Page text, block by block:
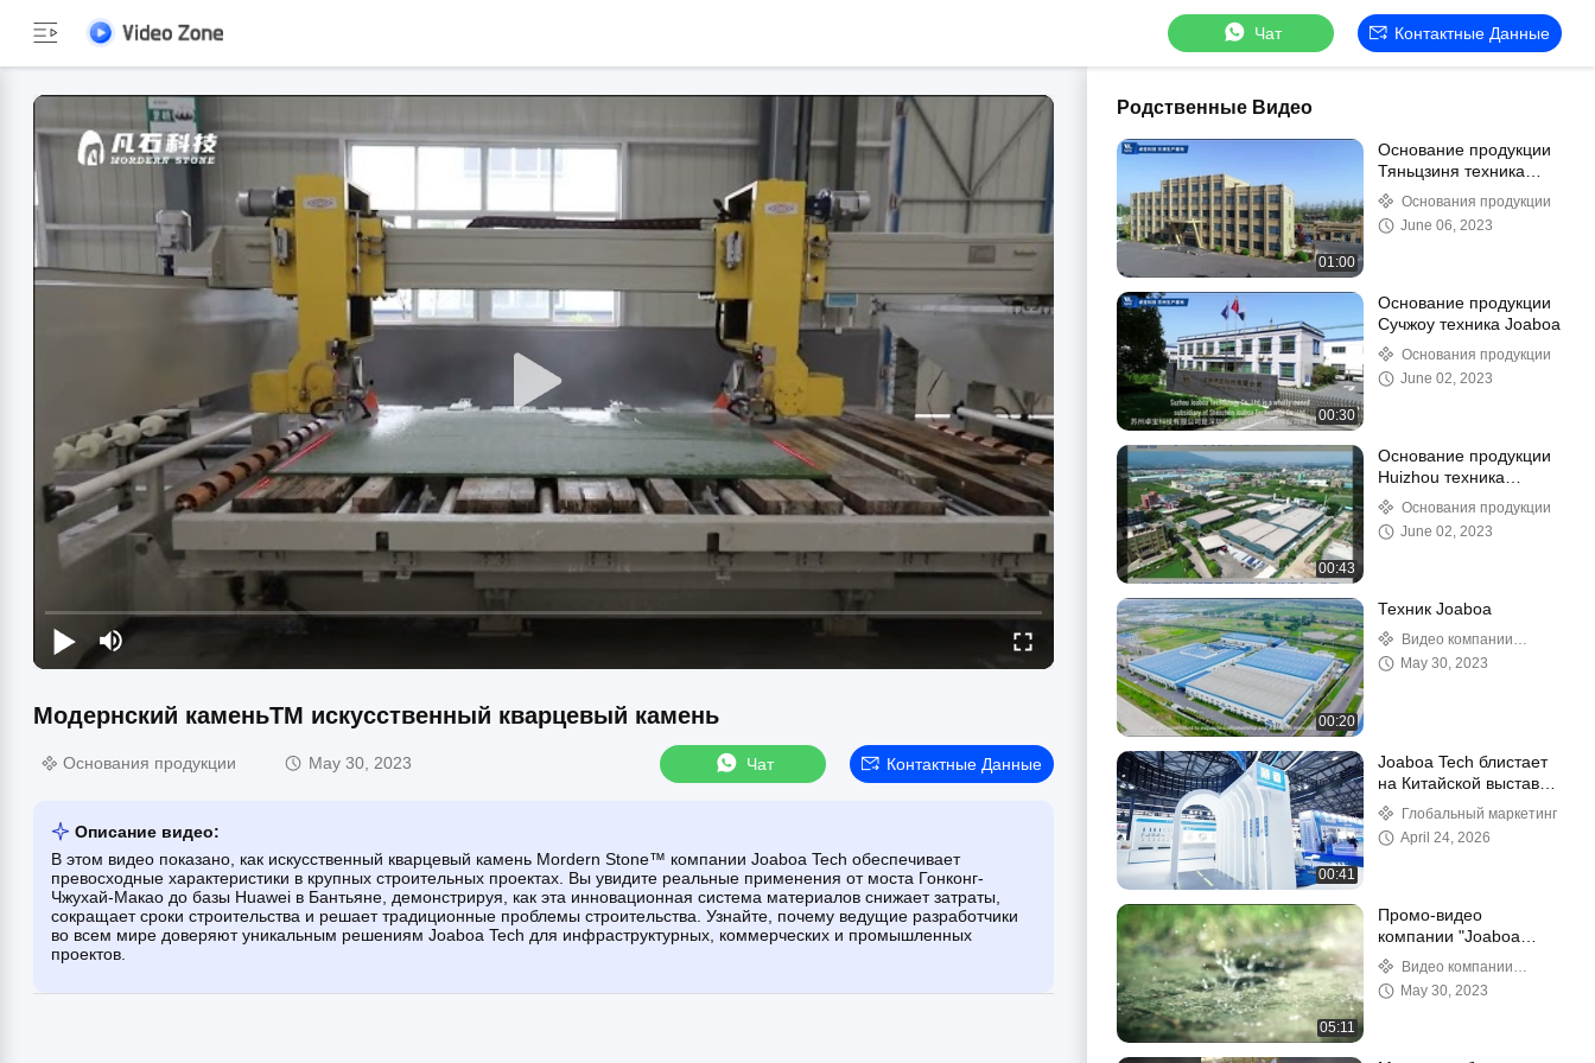
Чат Контактные Данные
Модернский каменьTM искусственный кварцевый камень
Основания продукции May 30, 2023 Чат Контактные Данные
Описание видео:
В этом видео показано, как искусственный кварцевый камень Mordern Stone™ компании Joaboa Tech обеспечивает
превосходные характеристики в крупных строительных проектах. Вы увидите реальные применения от моста Гонконг-
Чжухай-Макао до базы Huawei в Бантьяне, демонстрируя, как эта инновационная система материалов снижает затраты,
сокращает сроки строительства и решает традиционные проблемы строительства. Узнайте, почему ведущие разработчики
во всем мире доверяют уникальным решениям Joaboa Tech для инфраструктурных, коммерческих и промышленных
проектов.
Родственные Видео
01:00
Основание продукции
Тяньцзиня техника
JoaboaОснования продукции
June 06, 2023
00:30
Основание продукции
Сучжоу техника Joaboa
Основания продукции
June 02, 2023
00:43
Основание продукции
Huizhou техника
JoaboaОснования продукции
June 02, 2023
00:20
Техник Joaboa
Видео компании
выдвиженческие
May 30, 2023
00:41
Joaboa Tech блистает
на Китайской выставке
гидроизоляции 2025
года!
Глобальный маркетинг
April 24, 2026
05:11
Промо-видео
компании "Joaboa
Tech" 2023 года
Видео компании
выдвиженческие
May 30, 2023